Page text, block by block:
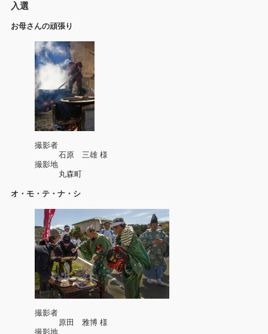
入選
お母さんの頑張り
撮影者
石原 三雄 様
撮影地
丸森町
オ・モ・テ・ナ・シ
撮影者
原田 雅博 様
撮影地